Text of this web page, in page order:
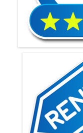
Renta
Alquilamos
superan